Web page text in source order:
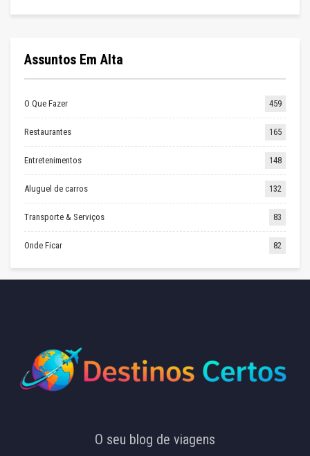
Assuntos Em Alta
O Que Fazer 459
Restaurantes 165
Entretenimentos 148
Aluguel de carros 132
Transporte & Serviços 83
Onde Ficar 82
O seu blog de viagens